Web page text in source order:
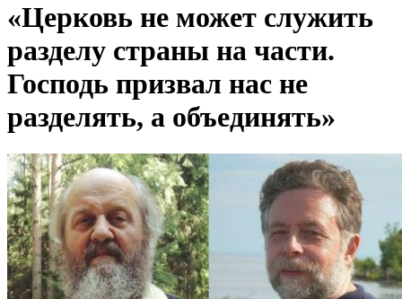
«Церковь не может служить
разделу страны на части.
Господь призвал нас не
разделять, а объединять»